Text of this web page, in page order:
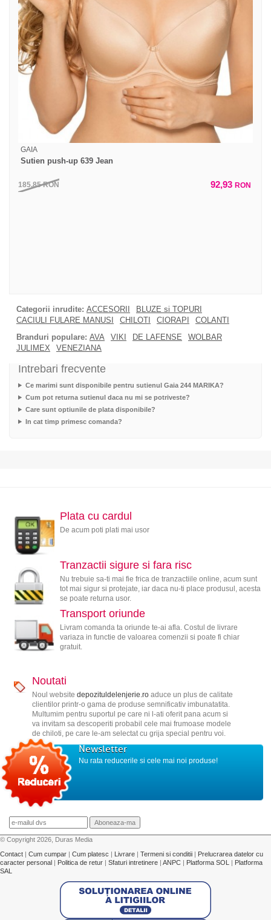
GAIA
Sutien push-up 639 Jean
185,85RON 92,93 RON
Categorii inrudite: ACCESORII
BLUZE si TOPURI
CACIULI FULARE MANUSI
CHILOTI CIORAPI
COLANTI
Branduri populare: AVA VIKI DE LAFENSE
WOLBAR
JULIMEX
VENEZIANA
Intrebari frecvente
Ce marimi sunt disponibile pentru sutienul Gaia 244 MARIKA?
Cum pot returna sutienul daca nu mi se potriveste?
Care sunt optiunile de plata disponibile?
In cat timp primesc comanda?
Plata cu cardul
De acum poti plati mai usor
Tranzactii sigure si fara risc
Nu trebuie sa-ti mai fie frica de tranzactiile online, acum sunt
tot mai sigur si protejate, iar daca nu-ti place produsul, acesta
se poate returna usor.
Transport oriunde
Livram comanda ta oriunde te-ai afla. Costul de livrare
variaza in functie de valoarea comenzii si poate fi chiar
gratuit.
Noutati
Noul website depozituldelenjerie.roaduce un plus de calitate
clientilor printr-o gama de produse semnificativ imbunatatita.
Multumim pentru suportul pe care ni l-ati oferit pana acum si
va invitam sa descoperiti probabil cele mai frumoase modele
de chiloti, pe care le-am selectat cu grija special pentru voi.
Newsletter
Nu rata reducerile si cele mai noi produse!
© Copyright 2026, Duras Media
Contact | Cum cumpar | Cum platesc | Livrare | Termeni si conditii | Prelucrarea datelor cu
caracter personal | Politica de retur | Sfaturi intretinere | ANPC | Platforma SOL | Platforma
SAL